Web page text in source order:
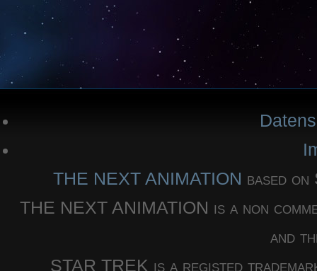
THE NEXT ANIMATION based
THE NEXT ANIMATION is a non
and
STAR TREK is a registed